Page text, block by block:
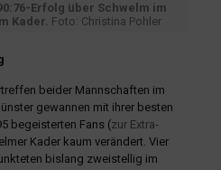
Erfolg über Schwelm im
Kader. Foto: Christina Pohler
beider Mannschaften im
gewannen mit ihrer besten
begeisterten Fans (zur Extra-
Kader kaum verändert. Vier
bislang zweistellig im